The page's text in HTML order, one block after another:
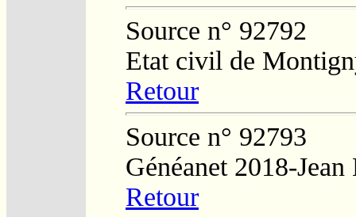
Source n° 92792
Etat civil de
Retour
Source n° 92793
Généanet 2018-
Retour